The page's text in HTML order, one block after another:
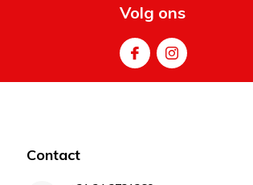
Volg ons
Contact